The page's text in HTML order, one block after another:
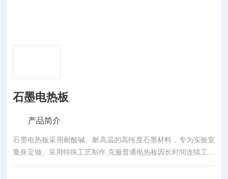
石墨电热板
产品简介
石墨电热板采用耐酸碱、耐高温的高纯度石墨材料，专为实验室
量身定做。采用特殊工艺制作,克服普通电热板因长时间连续工作
而易损坏的弊端。